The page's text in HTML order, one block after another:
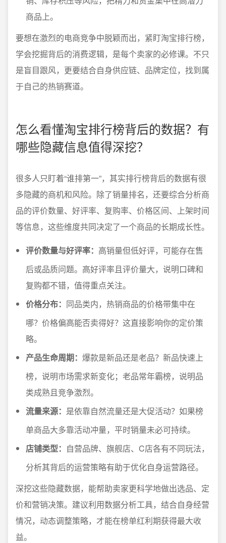
商品上。
要想在激烈的电商竞争中脱颖而出，紧盯淘宝排行榜，
学会挖掘背后的消费逻辑，是每个卖家的必修课。不只
是盲目跟风，更要结合自身供应链、品牌定位，找到属
于自己的热销赛道。
怎么看懂淘宝排行榜背后的数据？有
哪些隐藏信息值得深挖？
很多人只盯着“谁排第一”，其实排行榜背后的数据有很
多隐藏的商机和风险。除了销量排名，还要综合分析商
品的评价数量、好评率、复购率、价格区间、上架时间
等信息，这些维度共同决定了一个商品的长期成长性。
评价数量与好评率： 高销量但低好评，可能存在售
后或品质问题。高好评率且评价量大，说明口碑和
复购都不错，值得重点关注。
价格分布： 同品类内，热销商品的价格带集中在
哪？价格偏高能否卖得好？这直接影响你的定价策
略。
产品生命周期： 爆款是新品还是老品？新品快速上
榜，说明市场需求新变化；老品常年霸榜，说明品
类成熟且竞争激烈。
流量来源： 是依靠自然流量还是大促活动？如果榜
单商品大多靠活动冲量，平时销量未必可持续。
店铺类型： 自营品牌、旗舰店、C店各有不同玩法，
分析其背后的运营策略有助于优化自身运营路径。
深挖这些隐藏数据，能帮助卖家更科学地做出选品、定
价和营销决策。建议利用数据分析工具，结合自身经营
情况，动态调整策略，才能在榜单红利期获得最大收
益。